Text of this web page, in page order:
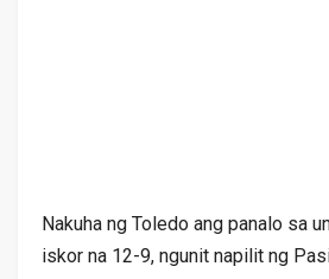
Nakuha ng Toledo ang panalo sa
iskor na 12-9, ngunit napilit ng